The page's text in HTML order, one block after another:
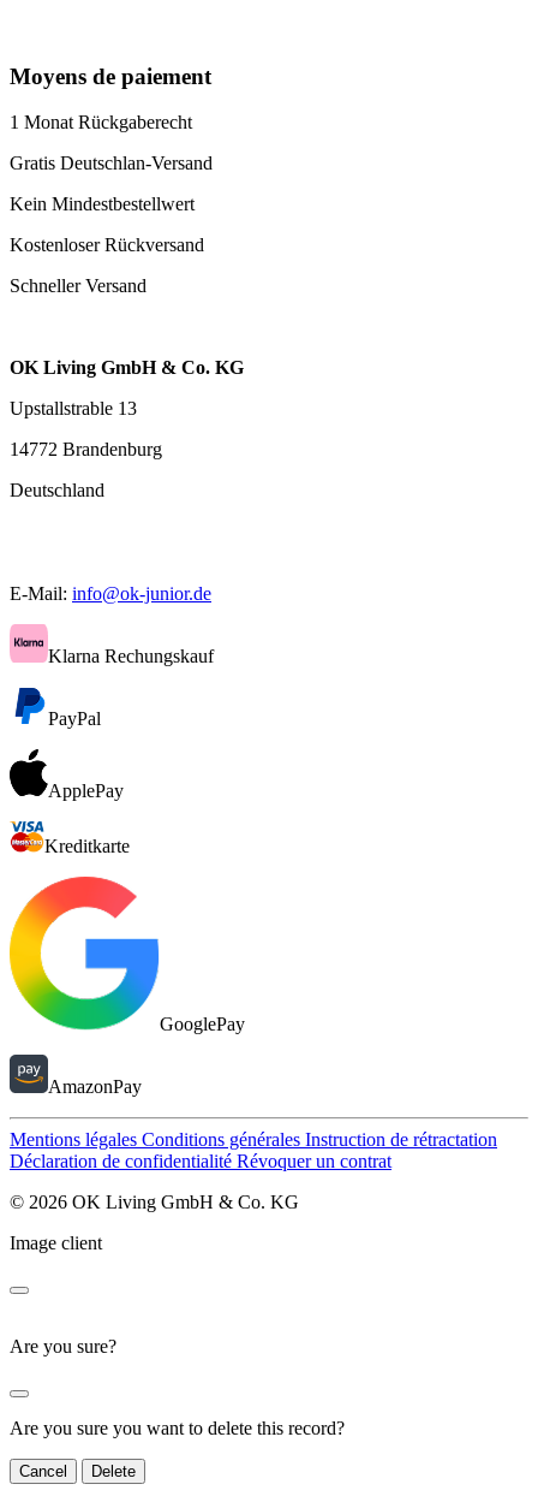
Moyens de paiement
1 Monat Rückgaberecht
Gratis Deutschlan-Versand
Kein Mindestbestellwert
Kostenloser Rückversand
Schneller Versand
OK Living GmbH & Co. KG
Upstallstrable 13
14772 Brandenburg
Deutschland
E-Mail: info@ok-junior.de
Klarna Rechungskauf
PayPal
ApplePay
Kreditkarte
GooglePay
AmazonPay
Mentions légales Conditions générales Instruction de rétractation
Déclaration de confidentialité Révoquer un contrat
© 2026 OK Living GmbH & Co. KG
Image client
Are you sure?
Are you sure you want to delete this record?
Cancel Delete